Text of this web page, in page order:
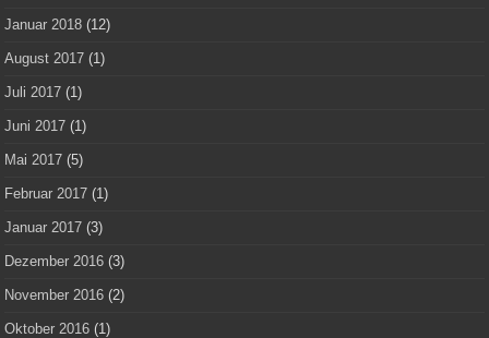
Januar 2018 (12)
August 2017 (1)
Juli 2017 (1)
Juni 2017 (1)
Mai 2017 (5)
Februar 2017 (1)
Januar 2017 (3)
Dezember 2016 (3)
November 2016 (2)
Oktober 2016 (1)